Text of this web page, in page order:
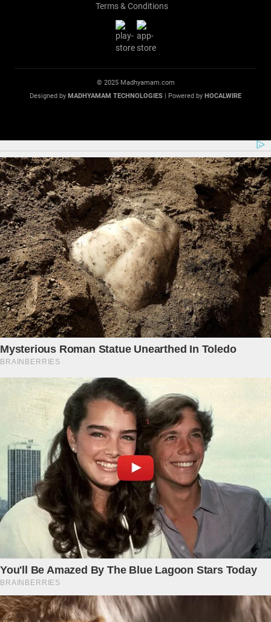
Terms & Conditions
© 2025 Madhyamam.com
Designed by MADHYAMAM TECHNOLOGIES | Powered by HOCALWIRE